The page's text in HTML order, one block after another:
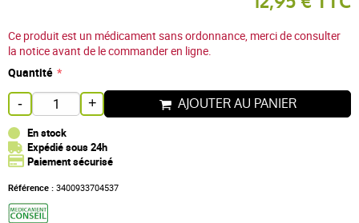
Ce produit est un médicament sans ordonnance, merci de consulter
la notice avant de le commander en ligne.
Quantité
- + AJOUTER AU PANIER
En stock
Expédié sous 24h
Paiement sécurisé
Référence : 3400933704537